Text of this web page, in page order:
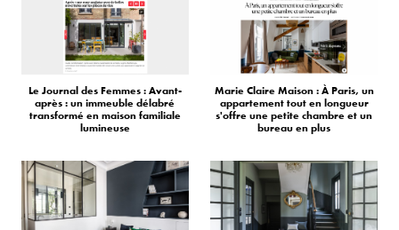
Le Journal des Femmes : Avant-
après : un immeuble délabré
transformé en maison familiale
lumineuse
Marie Claire Maison : À Paris, un
appartement tout en longueur
s'offre une petite chambre et un
bureau en plus